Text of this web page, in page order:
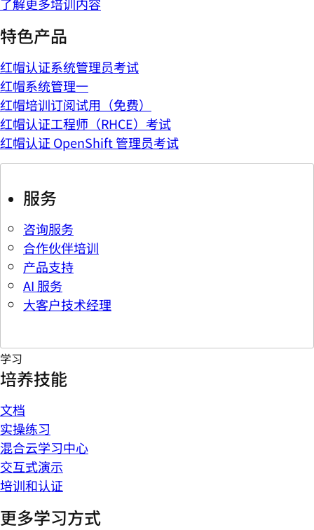
特色产品
红帽认证系统管理员考试
红帽系统管理一
红帽培训订阅试用（免费）
红帽认证工程师（RHCE）考试
红帽认证 OpenShift 管理员考试
服务
咨询服务
合作伙伴培训
产品支持
AI 服务
大客户技术经理
学习
培养技能
文档
实操练习
混合云学习中心
交互式演示
培训和认证
更多学习方式